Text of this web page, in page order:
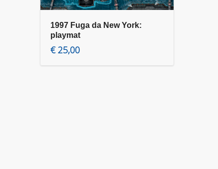
1997 Fuga da New York:
playmat
€25,00